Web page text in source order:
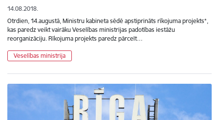
14.08.2018.
Otrdien, 14.augustā, Ministru kabineta sēdē apstiprināts rīkojuma projekts*,
kas paredz veikt vairāku Veselības ministrijas padotības iestāžu
reorganizāciju. Rīkojuma projekts paredz pārcelt…
Veselības ministrija